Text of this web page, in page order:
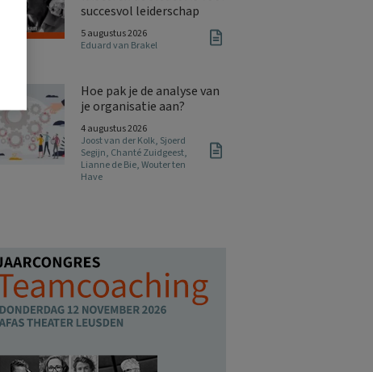
succesvol leiderschap
5 augustus 2026
Eduard van Brakel
Hoe pak je de analyse van
je organisatie aan?
4 augustus 2026
Joost van der Kolk, Sjoerd
Segijn, Chanté Zuidgeest,
Lianne de Bie,Wouter ten
Have